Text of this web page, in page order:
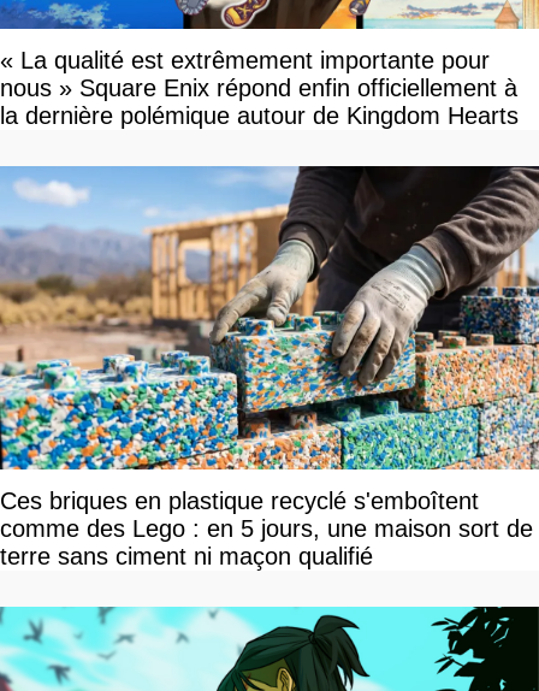
« La qualité est extrêmement importante pour
nous » Square Enix répond enfin officiellement à
la dernière polémique autour de Kingdom Hearts
Ces briques en plastique recyclé s'emboîtent
comme des Lego : en 5 jours, une maison sort de
terre sans ciment ni maçon qualifié